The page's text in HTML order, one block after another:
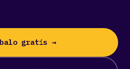
gratis →